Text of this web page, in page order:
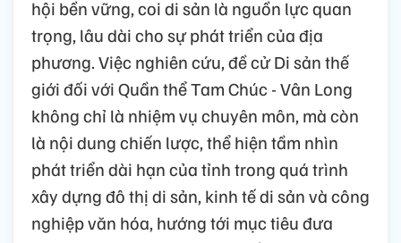
hội bền vững, coi di sản là nguồn lực quan
trọng, lâu dài cho sự phát triển của địa
phương. Việc nghiên cứu, đề cử Di sản thế
giới đối với Quần thể Tam Chúc - Vân Long
không chỉ là nhiệm vụ chuyên môn, mà còn
là nội dung chiến lược, thể hiện tầm nhìn
phát triển dài hạn của tỉnh trong quá trình
xây dựng đô thị di sản, kinh tế di sản và công
nghiệp văn hóa, hướng tới mục tiêu đưa